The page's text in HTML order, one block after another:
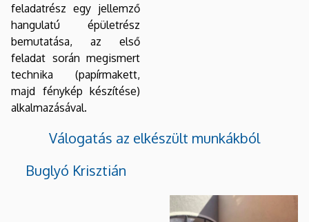
feladatrész egy jellemző
hangulatú épületrész
bemutatása, az első
feladat során megismert
technika (papírmakett,
majd fénykép készítése)
alkalmazásával.
Válogatás az elkészült munkákból
Buglyó Krisztián